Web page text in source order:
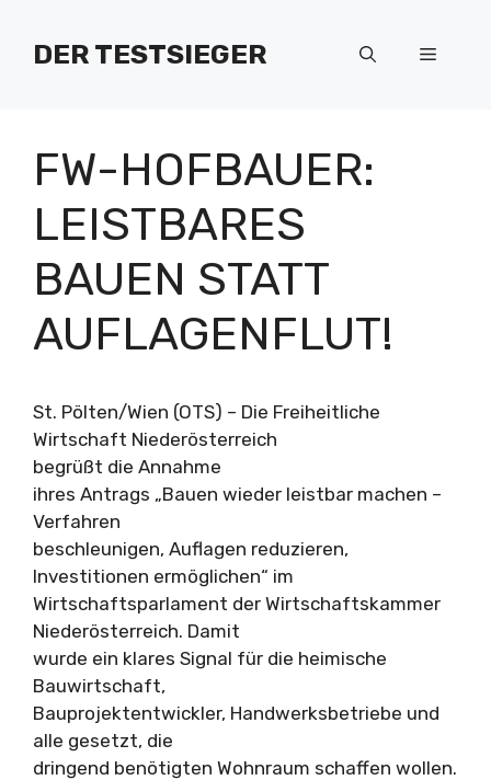
Inhalt
springenDER TESTSIEGER Menü
FW-HOFBAUER:
LEISTBARES
BAUEN STATT
AUFLAGENFLUT!
St. Pölten/Wien (OTS) – Die Freiheitliche
Wirtschaft Niederösterreich
begrüßt die Annahme
ihres Antrags „Bauen wieder leistbar machen –
Verfahren
beschleunigen, Auflagen reduzieren,
Investitionen ermöglichen“ im
Wirtschaftsparlament der Wirtschaftskammer
Niederösterreich. Damit
wurde ein klares Signal für die heimische
Bauwirtschaft,
Bauprojektentwickler, Handwerksbetriebe und
alle gesetzt, die
dringend benötigten Wohnraum schaffen wollen.